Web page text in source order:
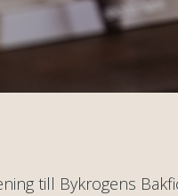
till Bykrogens